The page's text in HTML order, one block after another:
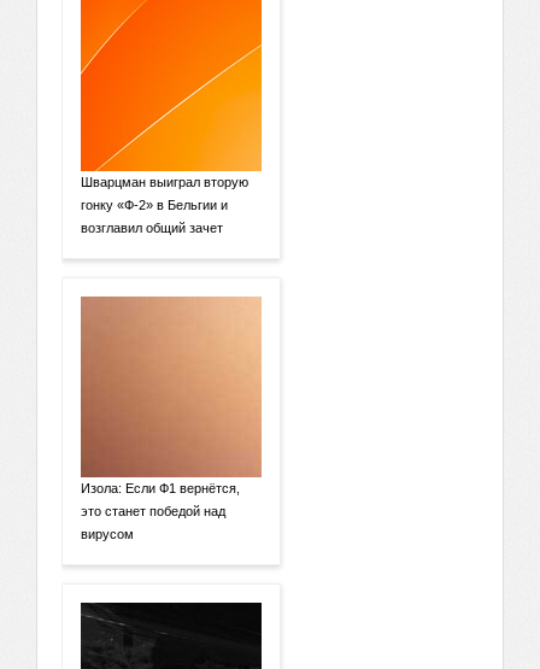
Шварцман выиграл вторую
гонку «Ф-2» в Бельгии и
возглавил общий зачет
Изола: Если Ф1 вернётся,
это станет победой над
вирусом